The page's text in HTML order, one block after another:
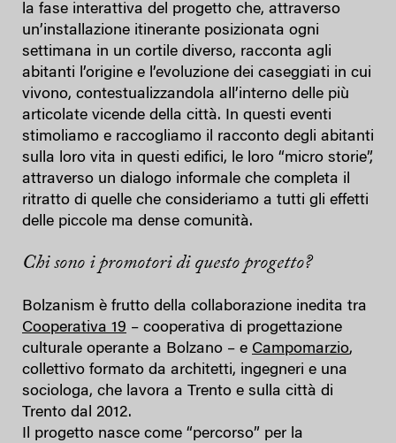
la fase interattiva del progetto che, attraverso
un’installazione itinerante posizionata ogni
settimana in un cortile diverso, racconta agli
abitanti l’origine e l’evoluzione dei caseggiati in cui
vivono, contestualizzandola all’interno delle più
articolate vicende della città. In questi eventi
stimoliamo e raccogliamo il racconto degli abitanti
sulla loro vita in questi edifici, le loro “micro storie”,
attraverso un dialogo informale che completa il
ritratto di quelle che consideriamo a tutti gli effetti
delle piccole ma dense comunità.
Chi sono i promotori di questo progetto?
Bolzanism è frutto della collaborazione inedita tra
Cooperativa 19 – cooperativa di progettazione
culturale operante a Bolzano – e Campomarzio,
collettivo formato da architetti, ingegneri e una
sociologa, che lavora a Trento e sulla città di
Trento dal 2012.
Il progetto nasce come “percorso” per la